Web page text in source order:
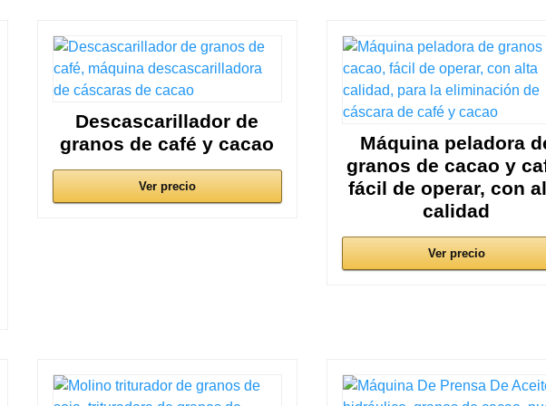
Descascarillador de
granos de café y cacao
Ver precio
Máquina peladora
granos de cacao y
fácil de operar, con
calidad
Ver precio